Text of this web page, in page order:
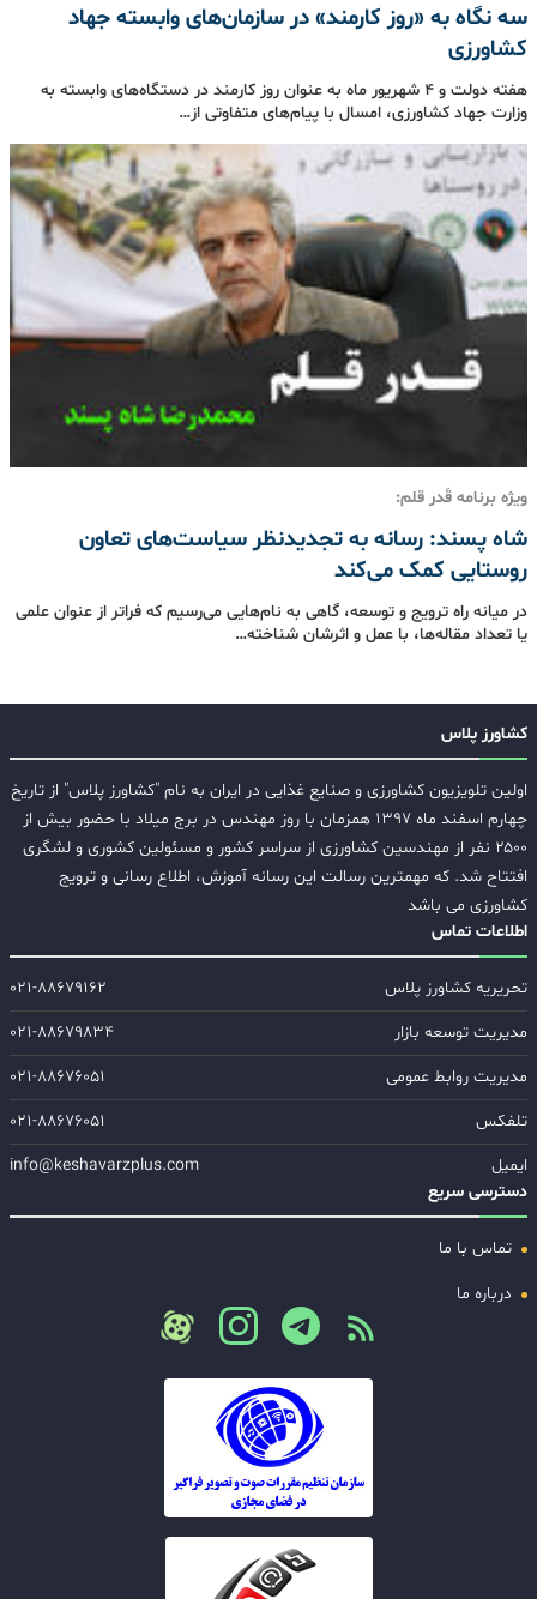
سه نگاه به «روز کارمند» در سازمان‌های وابسته جهاد
کشاورزی
هفته دولت و 4 شهریور ماه به عنوان روز کارمند در دستگاه‌های وابسته به
وزارت جهاد کشاورزی، امسال با پیام‌های متفاوتی از…
ویژه برنامه قَدر قلم:
شاه پسند: رسانه به تجدیدنظر سیاست‌های تعاون
روستایی کمک می‌کند
در میانه‌ راه ترویج و توسعه، گاهی به نام‌هایی می‌رسیم که فراتر از عنوان علمی
یا تعداد مقاله‌ها، با عمل و اثرشان شناخته…
کشاورز پلاس
اولین تلویزیون کشاورزی و صنایع غذایی در ایران به نام "کشاورز پلاس" از تاریخ
چهارم اسفند ماه ۱۳۹۷ همزمان با روز مهندس در برج میلاد با حضور بیش از
۲۵۰۰ نفر از مهندسین کشاورزی از سراسر کشور و مسئولین کشوری و لشگری
افتتاح شد. که مهمترین رسالت این رسانه آموزش، اطلاع رسانی و ترویج
کشاورزی می باشد
اطلاعات تماس
تحریریه کشاورز پلاس
۰۲۱-۸۸۶۷۹۱۶۲
مدیریت توسعه بازار
۰۲۱-۸۸۶۷۹۸۳۴
مدیریت روابط عمومی
۰۲۱-۸۸۶۷۶۰۵۱
تلفکس
۰۲۱-۸۸۶۷۶۰۵۱
ایمیل
info@keshavarzplus.com
دسترسی سریع
تماس با ما
درباره ما